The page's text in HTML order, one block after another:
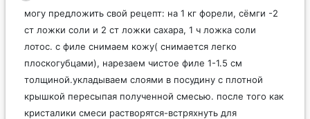
могу предложить свой рецепт: на 1 кг форели, сёмги -2
ст ложки соли и 2 ст ложки сахара, 1 ч ложка соли
лотос. с филе снимаем кожу( снимается легко
плоскогубцами), нарезаем чистое филе 1-1.5 см
толщиной.укладываем слоями в посудину с плотной
крышкой пересыпая полученной смесью. после того как
кристалики смеси растворятся-встряхнуть для